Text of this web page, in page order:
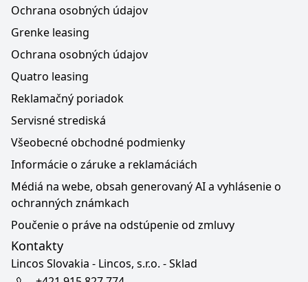
Ochrana osobných údajov
Grenke leasing
Ochrana osobných údajov
Quatro leasing
Reklamačný poriadok
Servisné strediská
Všeobecné obchodné podmienky
Informácie o záruke a reklamáciách
Médiá na webe, obsah generovaný AI a vyhlásenie o
ochranných známkach
Poučenie o práve na odstúpenie od zmluvy
Kontakty
Lincos Slovakia - Lincos, s.r.o. - Sklad